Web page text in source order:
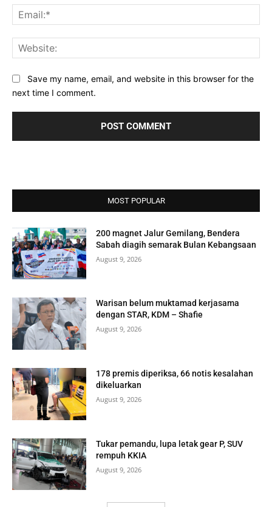
Save my name, email, and website in this browser for the
next time I comment.
MOST POPULAR
200 magnet Jalur Gemilang, Bendera
Sabah diagih semarak Bulan Kebangsaan
August 9, 2026
Warisan belum muktamad kerjasama
dengan STAR, KDM – Shafie
August 9, 2026
178 premis diperiksa, 66 notis kesalahan
dikeluarkan
August 9, 2026
Tukar pemandu, lupa letak gear P, SUV
rempuh KKIA
August 9, 2026